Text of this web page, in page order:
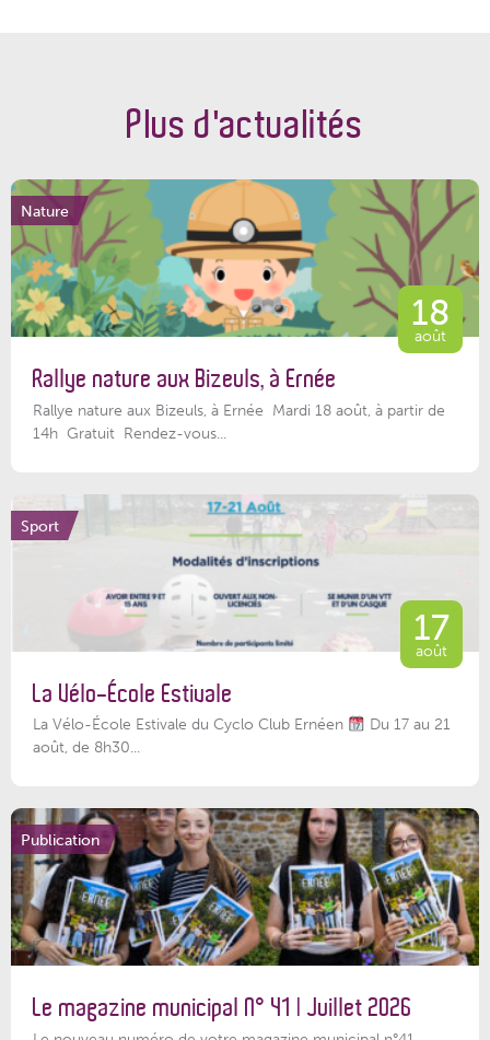
Plus d'actualités
Nature
18
août
Rallye nature aux Bizeuls, à Ernée
Rallye nature aux Bizeuls, à Ernée Mardi 18 août, à partir de
14h Gratuit Rendez-vous...
Sport
17
août
La Vélo-École Estivale
La Vélo-École Estivale du Cyclo Club Ernéen
Du 17 au 21
août, de 8h30...
Publication
Le magazine municipal N° 41 | Juillet 2026